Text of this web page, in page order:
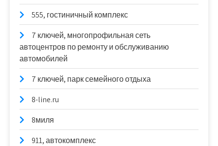
555, гостиничный комплекс
7 ключей, многопрофильная сеть
автоцентров по ремонту и обслуживанию
автомобилей
7 ключей, парк семейного отдыха
8-line.ru
8миля
911, автокомплекс